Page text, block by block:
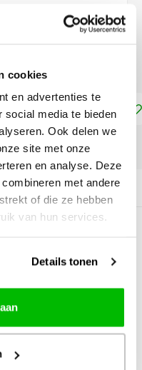
cookies
en advertenties te
social media te bieden
Ook delen we
site met onze
en analyse. Deze
met andere
of die ze hebben
van hun services.
Details tonen
winkelwagen